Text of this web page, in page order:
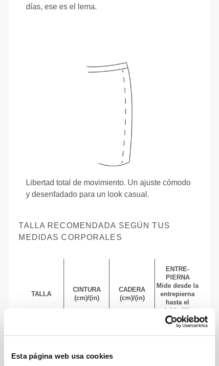
Esta página web usa cookies
días, ese es el lema.
Libertad total de movimiento. Un ajuste cómodo
y desenfadado para un look casual.
TALLA RECOMENDADA SEGÚN TUS
MEDIDAS CORPORALES
TALLA
CINTURA
(cm)/(in)
CADERA
(cm)/(in)
ENTRE-
PIERNA
Mide desde la
entrepierna
hasta el
dobladillo
(cm)/(in)
1/4